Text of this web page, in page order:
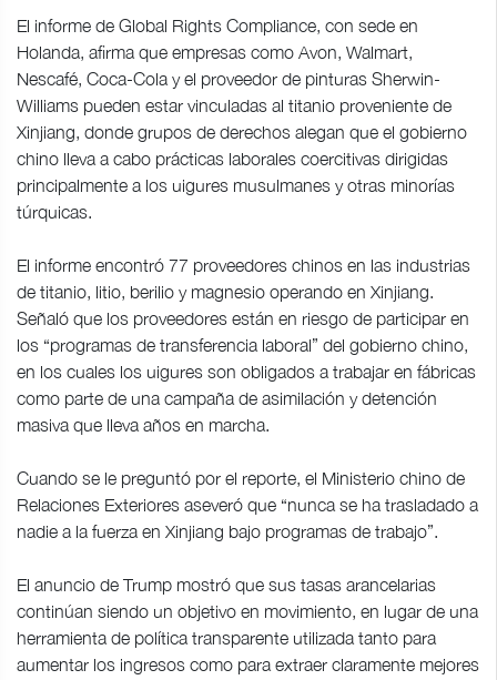
El informe de Global Rights Compliance, con sede en
Holanda, afirma que empresas como Avon, Walmart,
Nescafé, Coca-Cola y el proveedor de pinturas Sherwin-
Williams pueden estar vinculadas al titanio proveniente de
Xinjiang, donde grupos de derechos alegan que el gobierno
chino lleva a cabo prácticas laborales coercitivas dirigidas
principalmente a los uigures musulmanes y otras minorías
túrquicas.
El informe encontró 77 proveedores chinos en las industrias
de titanio, litio, berilio y magnesio operando en Xinjiang.
Señaló que los proveedores están en riesgo de participar en
los “programas de transferencia laboral” del gobierno chino,
en los cuales los uigures son obligados a trabajar en fábricas
como parte de una campaña de asimilación y detención
masiva que lleva años en marcha.
Cuando se le preguntó por el reporte, el Ministerio chino de
Relaciones Exteriores aseveró que “nunca se ha trasladado a
nadie a la fuerza en Xinjiang bajo programas de trabajo”.
El anuncio de Trump mostró que sus tasas arancelarias
continúan siendo un objetivo en movimiento, en lugar de una
herramienta de política transparente utilizada tanto para
aumentar los ingresos como para extraer claramente mejores